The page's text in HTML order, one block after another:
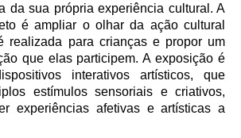
da sua própria experiência cultural. A
é ampliar o olhar da ação cultural
realizada para crianças e propor um
que elas participem. A exposição é
interativos artísticos, que
estímulos sensoriais e criativos,
experiências afetivas e artísticas a